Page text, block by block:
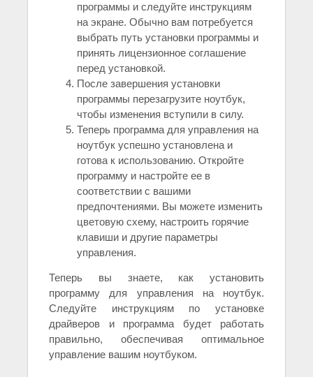
программы и следуйте инструкциям
на экране. Обычно вам потребуется
выбрать путь установки программы и
принять лицензионное соглашение
перед установкой.
После завершения установки
программы перезагрузите ноутбук,
чтобы изменения вступили в силу.
Теперь программа для управления на
ноутбук успешно установлена и
готова к использованию. Откройте
программу и настройте ее в
соответствии с вашими
предпочтениями. Вы можете изменить
цветовую схему, настроить горячие
клавиши и другие параметры
управления.
Теперь вы знаете, как установить
программу для управления на ноутбук.
Следуйте инструкциям по установке
драйверов и программа будет работать
правильно, обеспечивая оптимальное
управление вашим ноутбуком.